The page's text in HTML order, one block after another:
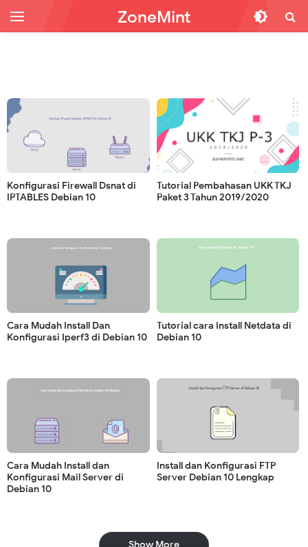
ZoneMint
Konfigurasi Firewall Dsnat di
IPTABLES Debian 10
Tutorial Pembahasan UKK TKJ
Paket 3 Tahun 2019/2020
Cara Mudah Install Dan
Konfigurasi Iperf3 di Debian 10
Tutorial cara Install Netdata di
Debian 10
Cara Mudah Install dan
Konfigurasi Mail Server di
Debian 10
Install dan Konfigurasi FTP
Server Debian 10 Lengkap
Show More